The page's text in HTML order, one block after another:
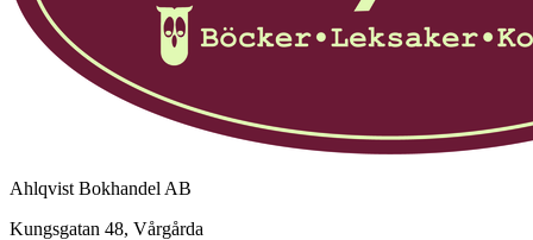
Ahlqvist Bokhandel AB
Kungsgatan 48, Vårgårda